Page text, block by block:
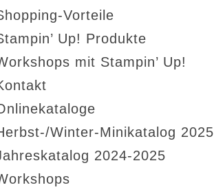
Vorteile
Up! Produkte
mit Stampin’ Up!
Winter-Minikatalog 2025
2024-2025